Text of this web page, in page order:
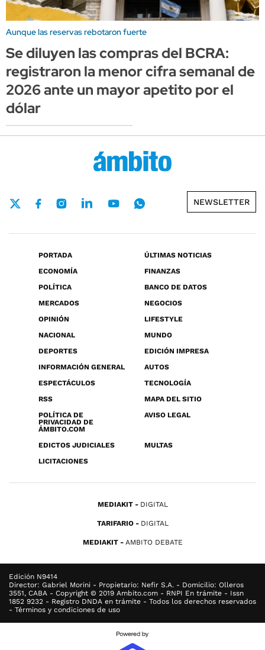
Aunque las reservas rebotaron fuerte
Se diluyen las compras del BCRA:
registraron la menor cifra semanal de
2026 ante un mayor apetito por el
dólar
NEWSLETTER
PORTADA
ÚLTIMAS NOTICIAS
ECONOMÍA
FINANZAS
POLÍTICA
BANCO DE DATOS
MERCADOS
NEGOCIOS
OPINIÓN
LIFESTYLE
NACIONAL
MUNDO
DEPORTES
EDICIÓN IMPRESA
INFORMACIÓN GENERAL
AUTOS
ESPECTÁCULOS
TECNOLOGÍA
RSS
MAPA DEL SITIO
POLÍTICA DE
PRIVACIDAD DE
ÁMBITO.COM
AVISO LEGAL
EDICTOS JUDICIALES
MULTAS
LICITACIONES
MEDIAKIT DIGITAL
TARIFARIO DIGITAL
MEDIAKIT AMBITO DEBATE
Edición N9414
Director: Gabriel Morini - Propietario: Nefir S.A. - Domicilio: Olleros
3551, CABA - Copyright © 2019 Ambito.com - RNPI En trámite - Issn
1852 9232 - Registro DNDA en trámite - Todos los derechos reservados
- Términos y condiciones de uso